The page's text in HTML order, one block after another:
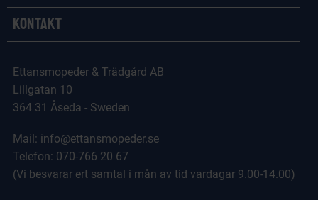
Kontakt
Ettansmopeder & Trädgård AB
Lillgatan 10
364 31 Åseda - Sweden
Mail: info@ettansmopeder.se
Telefon: 070-766 20 67
(Vi besvarar ert samtal i mån av tid vardagar 9.00-14.00)